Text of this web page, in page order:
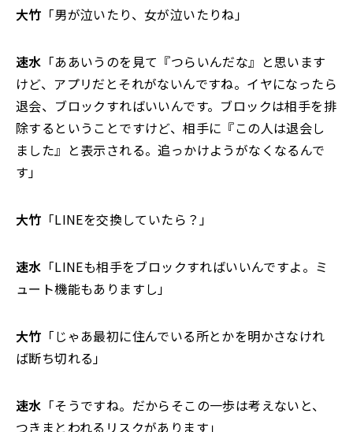
大竹 「男が泣いたり、女が泣いたりね」
速水 「ああいうのを見て『つらいんだな』と思います
けど、アプリだとそれがないんですね。イヤになったら
退会、ブロックすればいいんです。ブロックは相手を排
除するということですけど、相手に『この人は退会し
ました』と表示される。追っかけようがなくなるんで
す」
大竹 「LINEを交換していたら？」
速水 「LINEも相手をブロックすればいいんですよ。ミ
ュート機能もありますし」
大竹 「じゃあ最初に住んでいる所とかを明かさなけれ
ば断ち切れる」
速水 「そうですね。だからそこの一歩は考えないと、
つきまとわれるリスクがあります」